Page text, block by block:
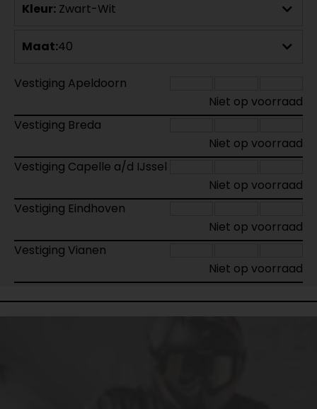
Kleur: Zwart-Wit
Maat:40
Vestiging Apeldoorn
Niet op voorraad
Vestiging Breda
Niet op voorraad
Vestiging Capelle a/d IJssel
Niet op voorraad
Vestiging Eindhoven
Niet op voorraad
Vestiging Vianen
Niet op voorraad